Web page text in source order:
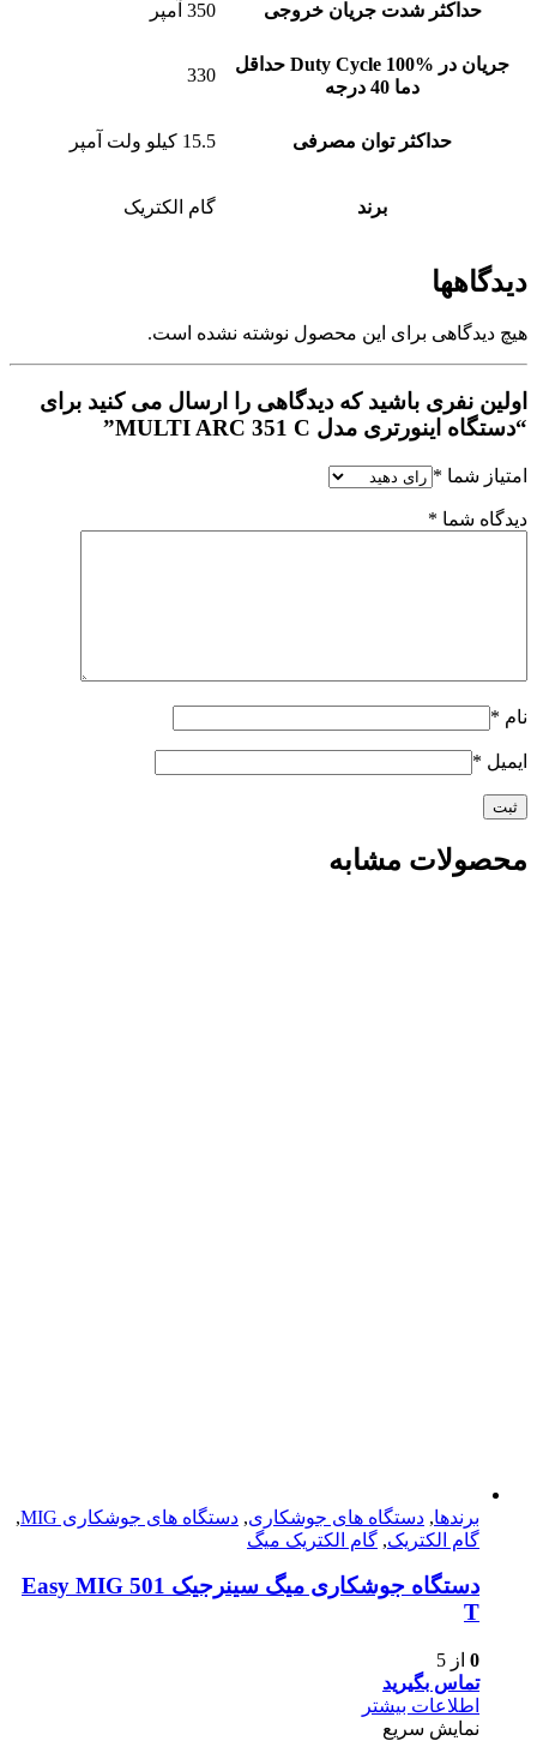
حداکثر شدت جریان خروجی 350 آمپر
جریان در %Duty Cycle 100 حداقل
دما 40 درجه
330
حداکثر توان مصرفی 15.5 کیلو ولت آمپر
برند گام الکتریک
دیدگاهها
هیچ دیدگاهی برای این محصول نوشته نشده است.
اولین نفری باشید که دیدگاهی را ارسال می کنید برای
“دستگاه اینورتری مدل MULTI ARC 351 C”
امتیاز شما *
دیدگاه شما *
نام *
ایمیل *
محصولات مشابه
برندها, دستگاه های جوشکاری, دستگاه های جوشکاری MIG
,
گام الکتریک, گام الکتریک میگ
دستگاه جوشکاری میگ سینرجیک Easy MIG 501
T
0 از 5
تماس بگیرید
اطلاعات بیشتر
نمایش سریع